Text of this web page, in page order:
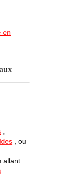
en
, ou
allant